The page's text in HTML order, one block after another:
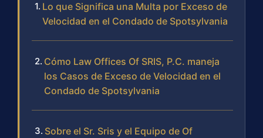
Lo que Significa una Multa por Exceso de
Velocidad en el Condado de Spotsylvania
Cómo Law Offices Of SRIS, P.C. maneja
los Casos de Exceso de Velocidad en el
Condado de Spotsylvania
Sobre el Sr. Sris y el Equipo de Of